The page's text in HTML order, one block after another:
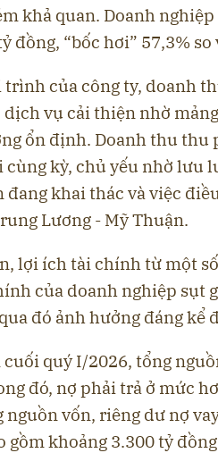
khả quan. Doanh
đồng, “bốc hơi” 57,3%
trình của công ty, doanh
dịch vụ cải thiện nhờ
ổn định. Doanh thu thu
cùng kỳ, chủ yếu nhờ lưu
đang khai thác và việc
Lương - Mỹ Thuận.
lợi ích tài chính từ một
của doanh nghiệp sụt
đó ảnh hưởng đáng kể
quý I/2026, tổng
đó, nợ phải trả ở mức
nguồn vốn, riêng dư nợ
gồm khoảng 3.300 tỷ